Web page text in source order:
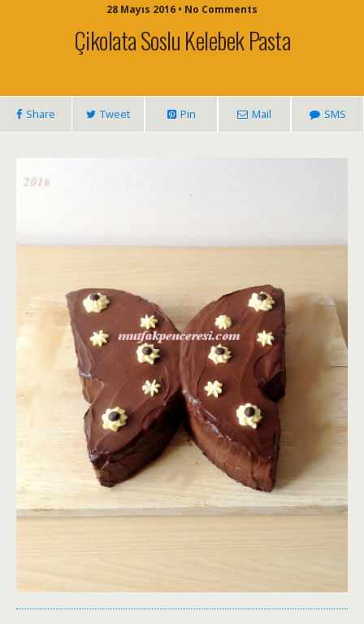
28 Mayıs 2016 • No Comments
Çikolata Soslu Kelebek Pasta
Share Tweet Pin Mail SMS